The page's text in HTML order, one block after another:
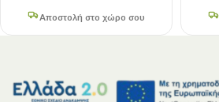
Αποστολή στο χώρο σου